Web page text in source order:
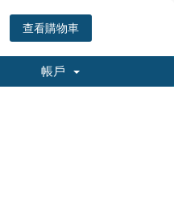
查看購物車
帳戶